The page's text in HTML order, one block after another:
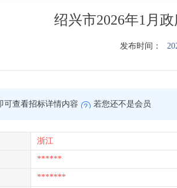
绍兴市2026年1月
发布时间：
可查看招标详情内容 若您还不是会员
浙江
******
*******